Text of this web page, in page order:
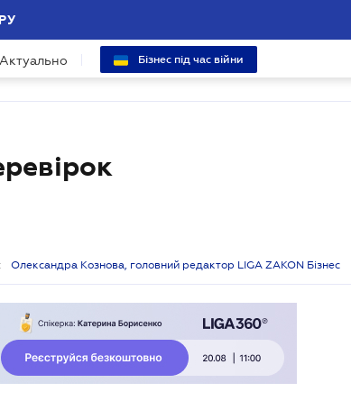
Актуально Бізнес під час війни
Олександра Кознова, головний редактор LIGA ZAKON Бізнес